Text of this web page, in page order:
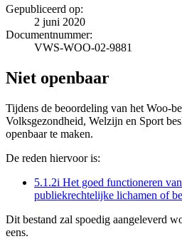
Gepubliceerd op:
2 juni 2020
Documentnummer:
VWS-WOO-02-9881
Niet openbaar
Tijdens de beoordeling van het Woo-
Volksgezondheid, Welzijn en Sport
openbaar te maken.
De reden hiervoor is:
5.1.2i Het goed functioneren
publiekrechtelijke lichamen of
Dit bestand zal spoedig aangeleverd
eens.